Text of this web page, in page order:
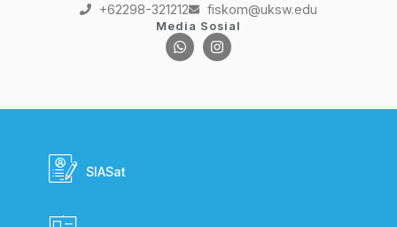
+62298-321212 fiskom@uksw.edu
Media Sosial
SIASat